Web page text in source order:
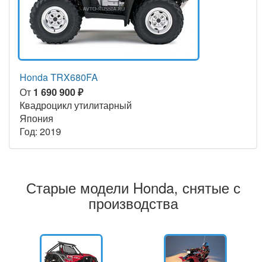
Honda TRX680FA
От 1 690 900 ₽
Квадроцикл утилитарный
Япония
Год: 2019
Старые модели Honda, снятые с
производства